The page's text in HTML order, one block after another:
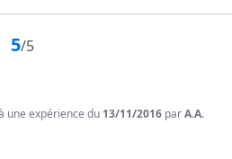
5/5
une expérience du 13/11/2016 parA.A.